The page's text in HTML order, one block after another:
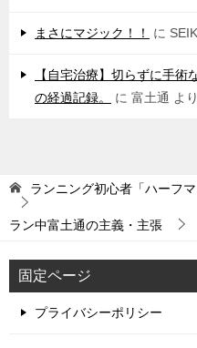
まさにマジック！！ に
【自宅治療】切らずに手
の経過記録。
に 富土通 より
ランニング初心者「ハーフ
ラン中富土通の主義・主張
固定ページ
プライバシーポリシー